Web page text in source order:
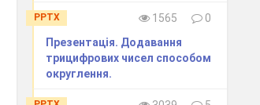
PPTX 1565
0
Презентація. Додавання
трицифрових чисел способом
округлення.